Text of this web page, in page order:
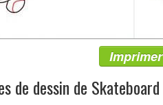
Imprimer
de dessin de Skateboard